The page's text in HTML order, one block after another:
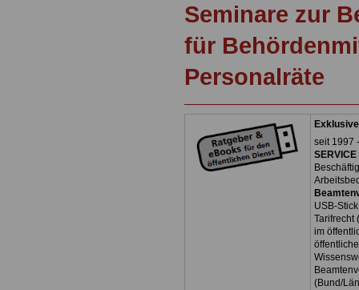
Seminare zur
für
Personalräte
seit 1997
USB-
Tarifrecht
im
(Bund/